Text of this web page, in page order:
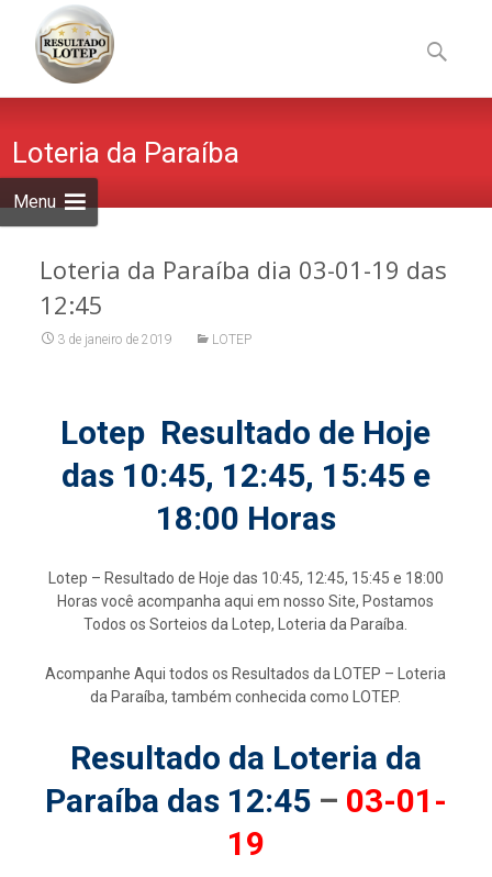
Menu
to
content
por:
Loteria da Paraíba
Loteria da Paraíba dia 03-01-19 das
12:45
3 de janeiro de 2019 LOTEP
Lotep Resultado de Hoje
das 10:45, 12:45, 15:45 e
18:00 Horas
Lotep – Resultado de Hoje das 10:45, 12:45, 15:45 e 18:00
Horas você acompanha aqui em nosso Site, Postamos
Todos os Sorteios da Lotep, Loteria da Paraíba.
Acompanhe Aqui todos os Resultados da LOTEP – Loteria
da Paraíba, também conhecida como LOTEP.
Resultado da Loteria da
Paraíba das 12:45– 03-01-
19